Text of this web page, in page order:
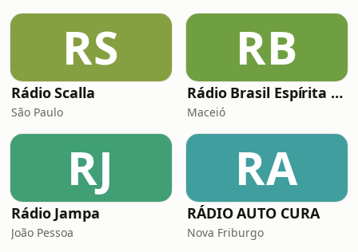
RS
Rádio Scalla
São Paulo
RB
Rádio Brasil Espírita Canal 2
Maceió
RJ
Rádio Jampa
João Pessoa
RA
RÁDIO AUTO CURA
Nova Friburgo